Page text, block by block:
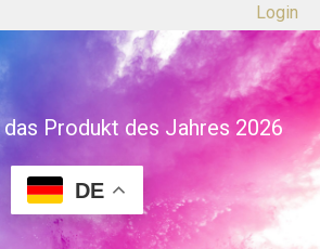
Login
Produkt des Jahres 2026
DE